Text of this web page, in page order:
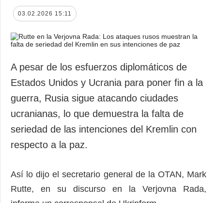
03.02.2026 15:11
A pesar de los esfuerzos diplomáticos de
Estados Unidos y Ucrania para poner fin a la
guerra, Rusia sigue atacando ciudades
ucranianas, lo que demuestra la falta de
seriedad de las intenciones del Kremlin con
respecto a la paz.
Así lo dijo el secretario general de la OTAN, Mark
Rutte, en su discurso en la Verjovna Rada,